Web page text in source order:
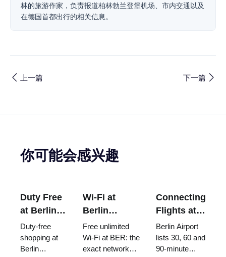
林的旅游作家，负责报道柏林勃兰登堡机场、市内交通以及
在德国首都出行的相关信息。
上一篇 下一篇
你可能会感兴趣
Duty Free
at Berlin
Airport
(BER):
Shops,
Duty-free
shopping at
Berlin
Wi-Fi at
Berlin
Brandenburg
Airport
(BER): Free,
Free unlimited
Wi-Fi at BER: the
exact network
Connecting
Flights at
Berlin
Airport
(BER):
Berlin Airport
lists 30, 60 and
90-minute